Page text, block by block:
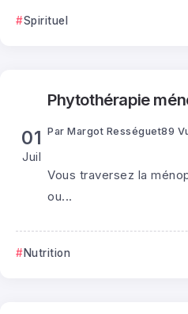
Spirituel
01
Juil
Phytothérapie
Par Margot Rességuet89
Vous traversez la
ou...
Nutrition